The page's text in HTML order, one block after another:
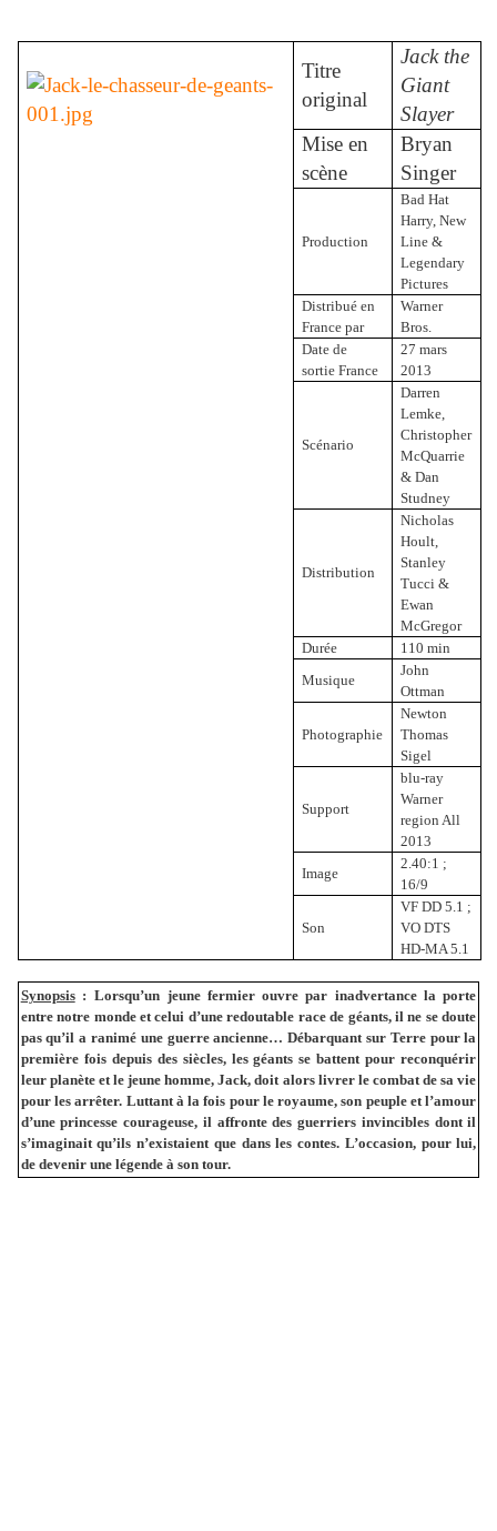
Titre
original
Jack the
Giant
Slayer
Mise en
scène
Bryan
Singer
Production
Bad Hat
Harry, New
Line &
Legendary
Pictures
Distribué en
France par
Warner
Bros.
Date de
sortie France
27 mars
2013
Scénario
Darren
Lemke,
Christopher
McQuarrie
& Dan
Studney
Distribution
Nicholas
Hoult,
Stanley
Tucci &
Ewan
McGregor
Durée
110 min
Musique
John
Ottman
Photographie
Newton
Thomas
Sigel
Support
blu-ray
Warner
region All
2013
Image
2.40:1 ;
16/9
Son
VF DD 5.1 ;
VO DTS
HD-MA 5.1
Synopsis: Lorsqu’un jeune fermier ouvre par inadvertance la porte
entre notre monde et celui d’une redoutable race de géants, il ne se doute
pas qu’il a ranimé une guerre ancienne… Débarquant sur Terre pour la
première fois depuis des siècles, les géants se battent pour reconquérir
leur planète et le jeune homme, Jack, doit alors livrer le combat de sa vie
pour les arrêter. Luttant à la fois pour le royaume, son peuple et l’amour
d’une princesse courageuse, il affronte des guerriers invincibles dont il
s’imaginait qu’ils n’existaient que dans les contes. L’occasion, pour lui,
de devenir une légende à son tour.